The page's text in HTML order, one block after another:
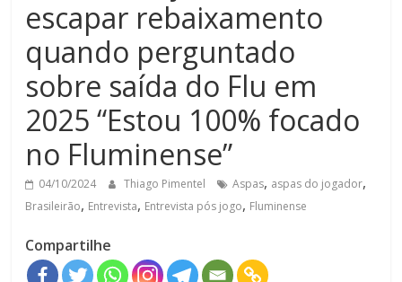
escapar rebaixamento
quando perguntado
sobre saída do Flu em
2025 “Estou 100% focado
no Fluminense”
04/10/2024 Thiago Pimentel Aspas, aspas do jogador,
Brasileirão, Entrevista, Entrevista pós jogo, Fluminense
Compartilhe